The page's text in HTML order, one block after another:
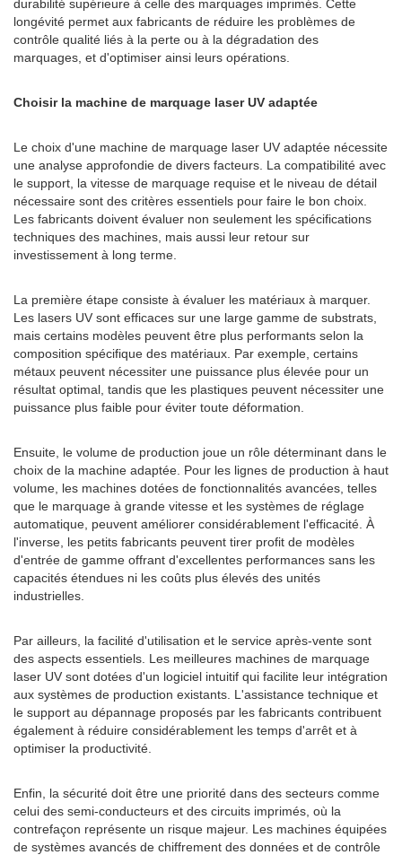
durabilité supérieure à celle des marquages ​​imprimés. Cette
longévité permet aux fabricants de réduire les problèmes de
contrôle qualité liés à la perte ou à la dégradation des
marquages, et d'optimiser ainsi leurs opérations.
Choisir la machine de marquage laser UV adaptée
Le choix d'une machine de marquage laser UV adaptée nécessite
une analyse approfondie de divers facteurs. La compatibilité avec
le support, la vitesse de marquage requise et le niveau de détail
nécessaire sont des critères essentiels pour faire le bon choix.
Les fabricants doivent évaluer non seulement les spécifications
techniques des machines, mais aussi leur retour sur
investissement à long terme.
La première étape consiste à évaluer les matériaux à marquer.
Les lasers UV sont efficaces sur une large gamme de substrats,
mais certains modèles peuvent être plus performants selon la
composition spécifique des matériaux. Par exemple, certains
métaux peuvent nécessiter une puissance plus élevée pour un
résultat optimal, tandis que les plastiques peuvent nécessiter une
puissance plus faible pour éviter toute déformation.
Ensuite, le volume de production joue un rôle déterminant dans le
choix de la machine adaptée. Pour les lignes de production à haut
volume, les machines dotées de fonctionnalités avancées, telles
que le marquage à grande vitesse et les systèmes de réglage
automatique, peuvent améliorer considérablement l'efficacité. À
l'inverse, les petits fabricants peuvent tirer profit de modèles
d'entrée de gamme offrant d'excellentes performances sans les
capacités étendues ni les coûts plus élevés des unités
industrielles.
Par ailleurs, la facilité d'utilisation et le service après-vente sont
des aspects essentiels. Les meilleures machines de marquage
laser UV sont dotées d'un logiciel intuitif qui facilite leur intégration
aux systèmes de production existants. L'assistance technique et
le support au dépannage proposés par les fabricants contribuent
également à réduire considérablement les temps d'arrêt et à
optimiser la productivité.
Enfin, la sécurité doit être une priorité dans des secteurs comme
celui des semi-conducteurs et des circuits imprimés, où la
contrefaçon représente un risque majeur. Les machines équipées
de systèmes avancés de chiffrement des données et de contrôle